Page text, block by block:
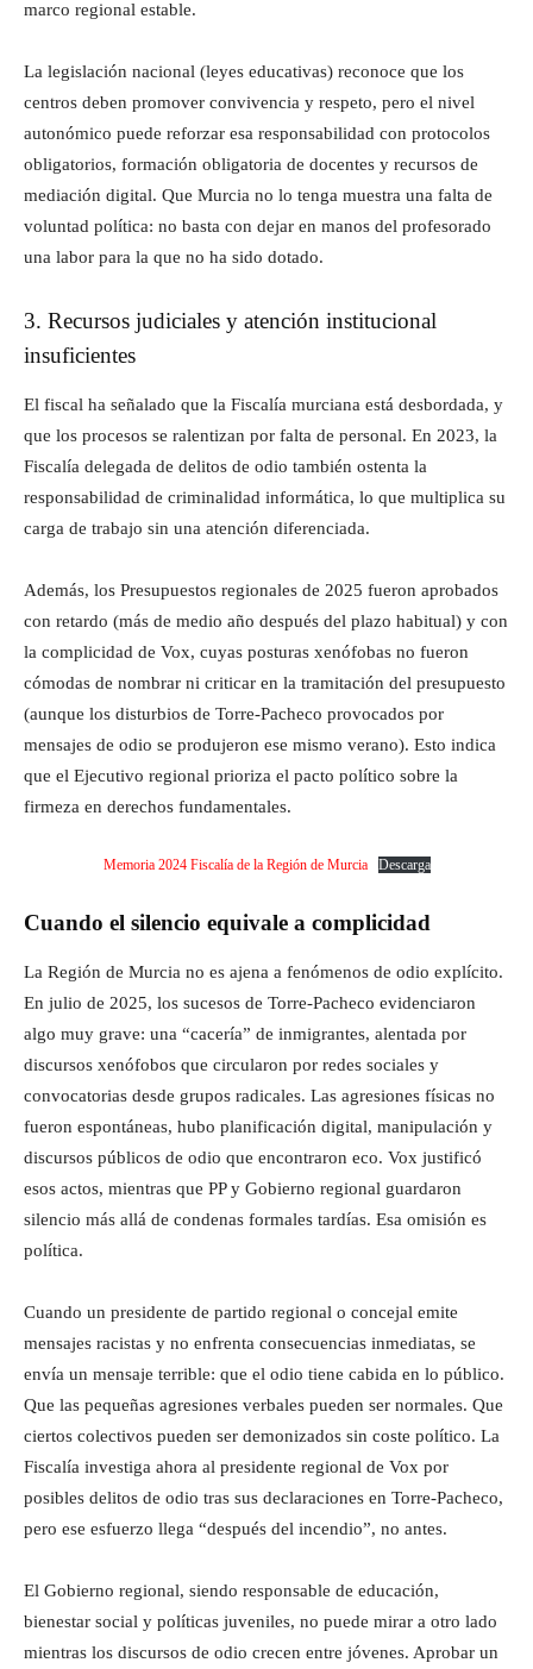
marco regional estable.
La legislación nacional (leyes educativas) reconoce que los
centros deben promover convivencia y respeto, pero el nivel
autonómico puede reforzar esa responsabilidad con protocolos
obligatorios, formación obligatoria de docentes y recursos de
mediación digital. Que Murcia no lo tenga muestra una falta de
voluntad política: no basta con dejar en manos del profesorado
una labor para la que no ha sido dotado.
3. Recursos judiciales y atención institucional
insuficientes
El fiscal ha señalado que la Fiscalía murciana está desbordada, y
que los procesos se ralentizan por falta de personal. En 2023, la
Fiscalía delegada de delitos de odio también ostenta la
responsabilidad de criminalidad informática, lo que multiplica su
carga de trabajo sin una atención diferenciada.
Además, los Presupuestos regionales de 2025 fueron aprobados
con retardo (más de medio año después del plazo habitual) y con
la complicidad de Vox, cuyas posturas xenófobas no fueron
cómodas de nombrar ni criticar en la tramitación del presupuesto
(aunque los disturbios de Torre-Pacheco provocados por
mensajes de odio se produjeron ese mismo verano). Esto indica
que el Ejecutivo regional prioriza el pacto político sobre la
firmeza en derechos fundamentales.
Memoria 2024 Fiscalía de la Región de Murcia Descarga
Cuando el silencio equivale a complicidad
La Región de Murcia no es ajena a fenómenos de odio explícito.
En julio de 2025, los sucesos de Torre-Pacheco evidenciaron
algo muy grave: una “cacería” de inmigrantes, alentada por
discursos xenófobos que circularon por redes sociales y
convocatorias desde grupos radicales. Las agresiones físicas no
fueron espontáneas, hubo planificación digital, manipulación y
discursos públicos de odio que encontraron eco. Vox justificó
esos actos, mientras que PP y Gobierno regional guardaron
silencio más allá de condenas formales tardías. Esa omisión es
política.
Cuando un presidente de partido regional o concejal emite
mensajes racistas y no enfrenta consecuencias inmediatas, se
envía un mensaje terrible: que el odio tiene cabida en lo público.
Que las pequeñas agresiones verbales pueden ser normales. Que
ciertos colectivos pueden ser demonizados sin coste político. La
Fiscalía investiga ahora al presidente regional de Vox por
posibles delitos de odio tras sus declaraciones en Torre-Pacheco,
pero ese esfuerzo llega “después del incendio”, no antes.
El Gobierno regional, siendo responsable de educación,
bienestar social y políticas juveniles, no puede mirar a otro lado
mientras los discursos de odio crecen entre jóvenes. Aprobar un